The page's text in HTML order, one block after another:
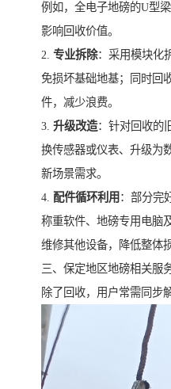
例如，全电子地磅的U型
影响回收价值。
2. 专业拆除：采用模块化
免损坏基础地基；同时回
件，减少浪费。
3. 升级改造：针对回收的
换传感器或仪表、升级为
新场景需求。
4. 配件循环利用 ：部分完
称重软件、地磅专用电脑
维修其他设备，降低整体
三、保定地区地磅相关服
除了回收，用户常需同步